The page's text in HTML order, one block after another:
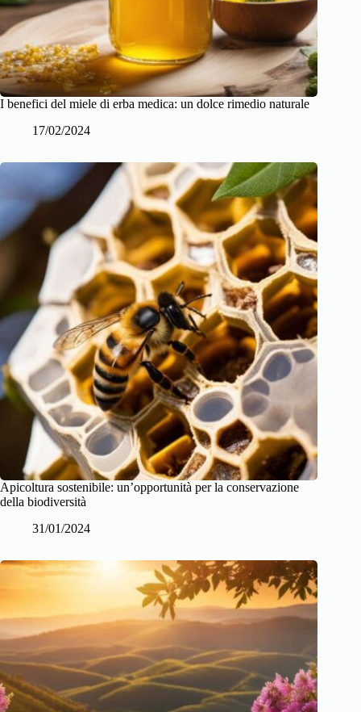
I benefici del miele di erba medica: un dolce rimedio naturale
17/02/2024
Apicoltura sostenibile: un’opportunità per la conservazione
della biodiversità
31/01/2024